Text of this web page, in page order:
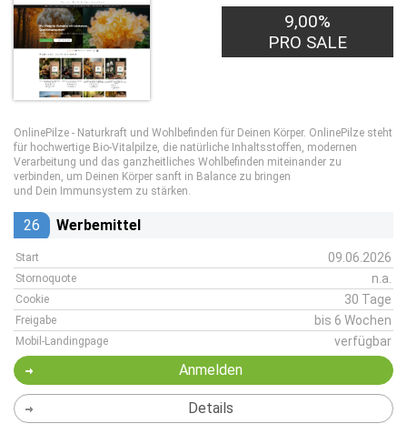
9,00%
PRO SALE
OnlinePilze - Naturkraft und Wohlbefinden für Deinen Körper. OnlinePilze steht
für hochwertige Bio-Vitalpilze, die natürliche Inhaltsstoffen, modernen
Verarbeitung und das ganzheitliches Wohlbefinden miteinander zu
verbinden, um Deinen Körper sanft in Balance zu bringen
und Dein Immunsystem zu stärken.
26 Werbemittel
Start 09.06.2026
Stornoquote n.a.
Cookie 30 Tage
Freigabe bis 6 Wochen
Mobil-Landingpage verfügbar
Anmelden
Details